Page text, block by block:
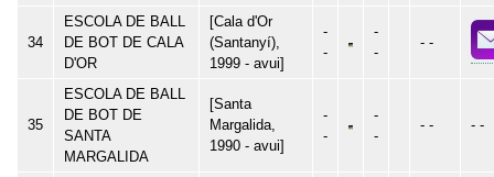
34
ESCOLA DE BALL
DE BOT DE CALA
D'OR
[Cala d'Or
(Santanyí),
1999 - avui]
-
-
-
-
- -
35
ESCOLA DE BALL
DE BOT DE
SANTA
MARGALIDA
[Santa
Margalida,
1990 - avui]
-
-
-
-
- - - -